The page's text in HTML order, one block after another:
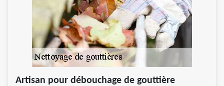
Artisan pour débouchage de gouttière